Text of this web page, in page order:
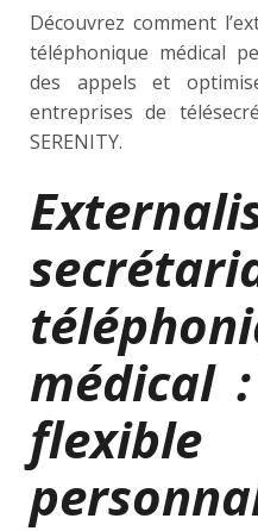
Découvrez comment
téléphonique médical
des appels et
entreprises de
SERENITY.
médical